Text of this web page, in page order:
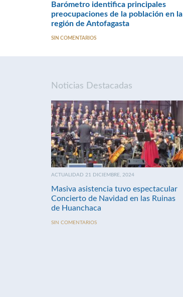
Barómetro identifica principales
preocupaciones de la población en la
región de Antofagasta
SIN COMENTARIOS
Noticias Destacadas
ACTUALIDAD 21 DICIEMBRE, 2024
Masiva asistencia tuvo espectacular
Concierto de Navidad en las Ruinas
de Huanchaca
SIN COMENTARIOS